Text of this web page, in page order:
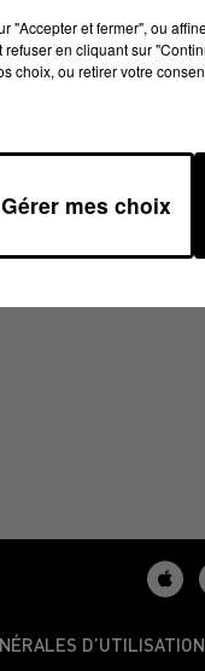
D’UTILISATION
"Accepter et fermer", ou
en cliquant sur
choix, ou retirer votre
Gérer mes choix